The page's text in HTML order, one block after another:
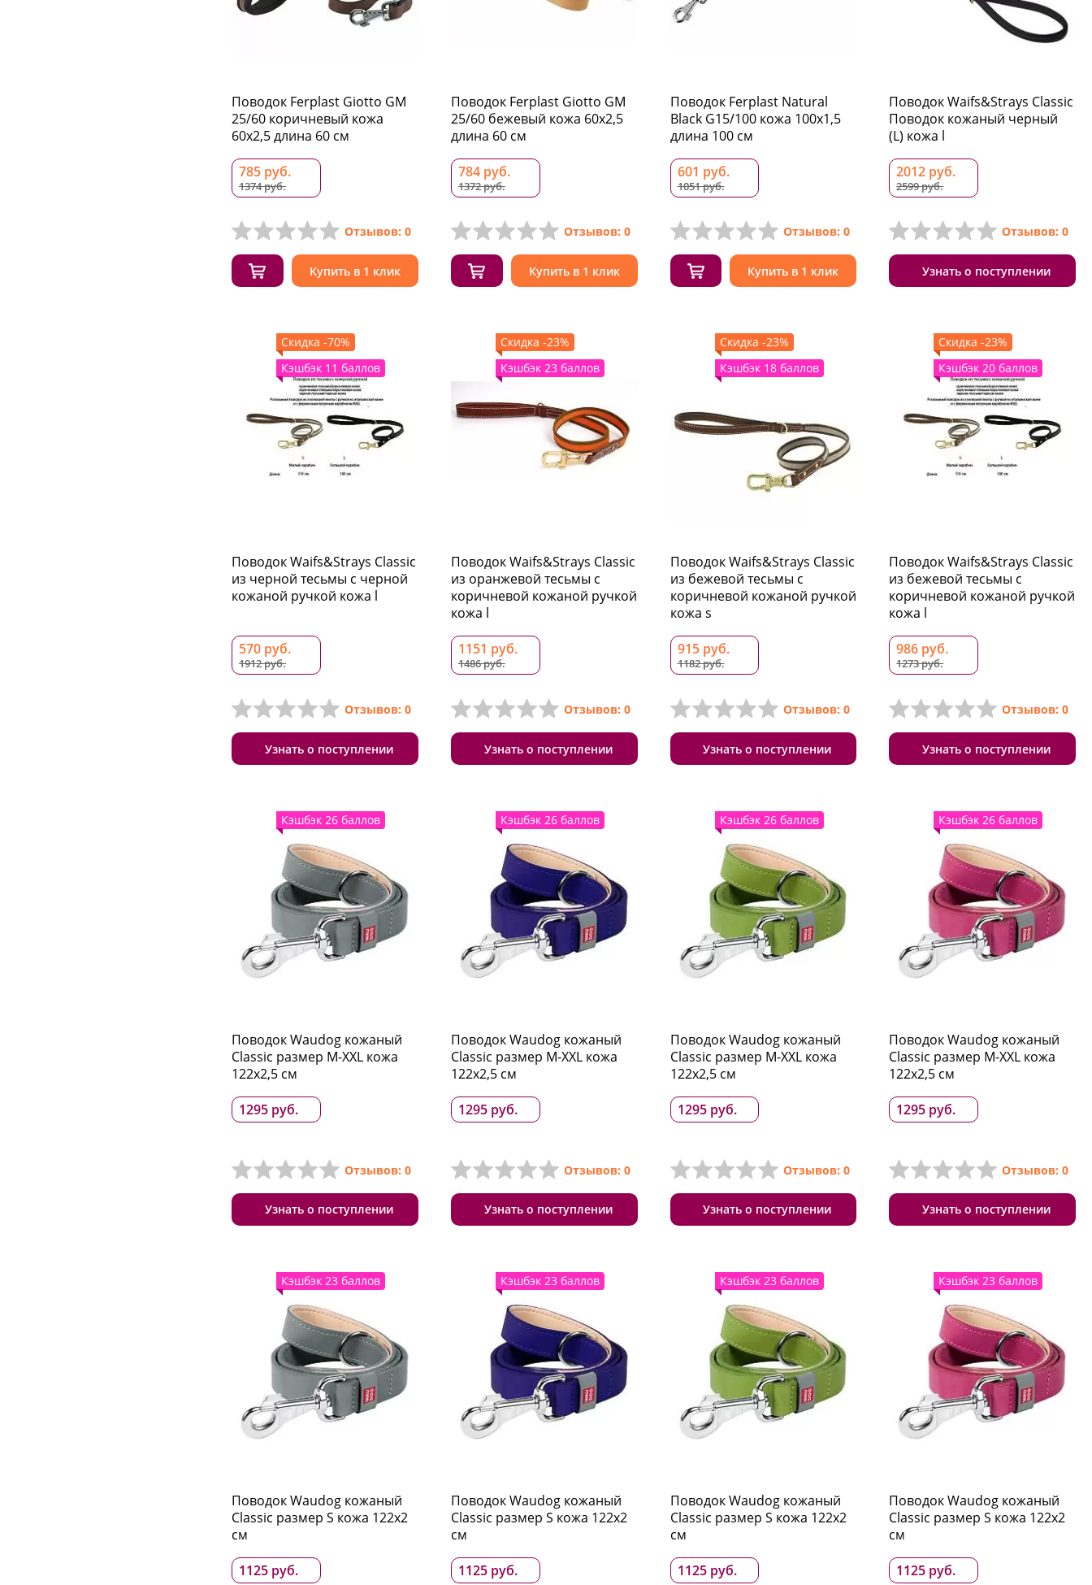
Поводок Ferplast Giotto GM
25/60 коричневый кожа
60x2,5 длина 60 см
785 руб.
1374 руб.
Отзывов: 0
Купить в 1 клик
Поводок Ferplast Giotto GM
25/60 бежевый кожа 60x2,5
длина 60 см
784 руб.
1372 руб.
Отзывов: 0
Купить в 1 клик
Поводок Ferplast Natural
Black G15/100 кожа 100x1,5
длина 100 см
601 руб.
1051 руб.
Отзывов: 0
Купить в 1 клик
Поводок Waifs&Strays Classic
Поводок кожаный черный
(L) кожа l
2012 руб.
2599 руб.
Отзывов: 0
Узнать о поступлении
Скидка -70%
Кэшбэк 11 баллов
Поводок Waifs&Strays Classic
из черной тесьмы с черной
кожаной ручкой кожа l
570 руб.
1912 руб.
Отзывов: 0
Узнать о поступлении
Скидка -23%
Кэшбэк 23 баллов
Поводок Waifs&Strays Classic
из оранжевой тесьмы с
коричневой кожаной ручкой
кожа l
1151 руб.
1486 руб.
Отзывов: 0
Узнать о поступлении
Скидка -23%
Кэшбэк 18 баллов
Поводок Waifs&Strays Classic
из бежевой тесьмы с
коричневой кожаной ручкой
кожа s
915 руб.
1182 руб.
Отзывов: 0
Узнать о поступлении
Скидка -23%
Кэшбэк 20 баллов
Поводок Waifs&Strays Classic
из бежевой тесьмы с
коричневой кожаной ручкой
кожа l
986 руб.
1273 руб.
Отзывов: 0
Узнать о поступлении
Кэшбэк 26 баллов
Поводок Waudog кожаный
Classic размер M-XXL кожа
122x2,5 см
1295 руб.
Отзывов: 0
Узнать о поступлении
Кэшбэк 26 баллов
Поводок Waudog кожаный
Classic размер M-XXL кожа
122x2,5 см
1295 руб.
Отзывов: 0
Узнать о поступлении
Кэшбэк 26 баллов
Поводок Waudog кожаный
Classic размер M-XXL кожа
122x2,5 см
1295 руб.
Отзывов: 0
Узнать о поступлении
Кэшбэк 26 баллов
Поводок Waudog кожаный
Classic размер M-XXL кожа
122x2,5 см
1295 руб.
Отзывов: 0
Узнать о поступлении
Кэшбэк 23 баллов
Поводок Waudog кожаный
Classic размер S кожа 122x2
см
1125 руб.
Кэшбэк 23 баллов
Поводок Waudog кожаный
Classic размер S кожа 122x2
см
1125 руб.
Кэшбэк 23 баллов
Поводок Waudog кожаный
Classic размер S кожа 122x2
см
1125 руб.
Кэшбэк 23 баллов
Поводок Waudog кожаный
Classic размер S кожа 122x2
см
1125 руб.